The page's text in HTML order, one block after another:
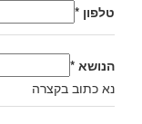
טלפון *
הנושא *
נא כתוב בקצרה